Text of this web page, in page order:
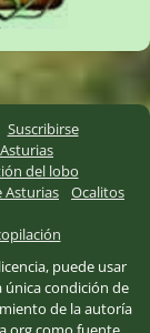
Suscribirse
del lobo
Asturias
Ocalitos
puede usar
condición de
de la autoría